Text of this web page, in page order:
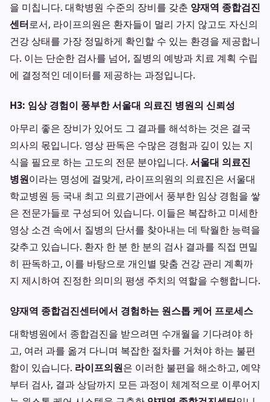
을 미칩니다. 대학병원 수준의 장비를 갖춘 양재역 종합검진
센터로서, 라이프의원은 환자들이 멀리 가지 않고도 자신의
건강 상태를 가장 정밀하게 확인할 수 있는 환경을 제공합니
다. 이는 단순한 검사를 넘어, 질병의 예방과 치료 계획 수립
에 결정적인 데이터를 제공하는 과정입니다.
H3: 임상 경험이 풍부한 서울대 의료진 병원의 신뢰성
아무리 좋은 장비가 있어도 그 결과를 해석하는 것은 결국
의사의 몫입니다. 영상 판독은 수많은 경험과 깊이 있는 지
식을 필요로 하는 고도의 전문 분야입니다. 서울대 의료진
병원이라는 명성에 걸맞게, 라이프의원의 의료진은 서울대
학교병원 등 국내 최고 의료기관에서 풍부한 임상 경험을 쌓
은 전문가들로 구성되어 있습니다. 이들은 복잡하고 미세한
영상 소견 속에서 질병의 단서를 찾아내는 데 탁월한 능력을
갖추고 있습니다. 환자 한 분 한 분의 검사 결과를 직접 면밀
히 판독하고, 이를 바탕으로 개인별 맞춤 건강 관리 계획까
지 제시하여 진정한 의미의 평생 주치의 역할을 수행합니다.
양재역 종합검진센터에서 경험하는 원스톱 케어 프로세스
대학병원에서 종합검진을 받으려면 수개월을 기다려야 하
고, 여러 과를 옮겨 다니며 복잡한 절차를 거쳐야 하는 불편
함이 있습니다. 라이프의원은 이러한 불편을 해소하고, 예약
부터 검사, 결과 상담까지 모든 과정이 체계적으로 이루어지